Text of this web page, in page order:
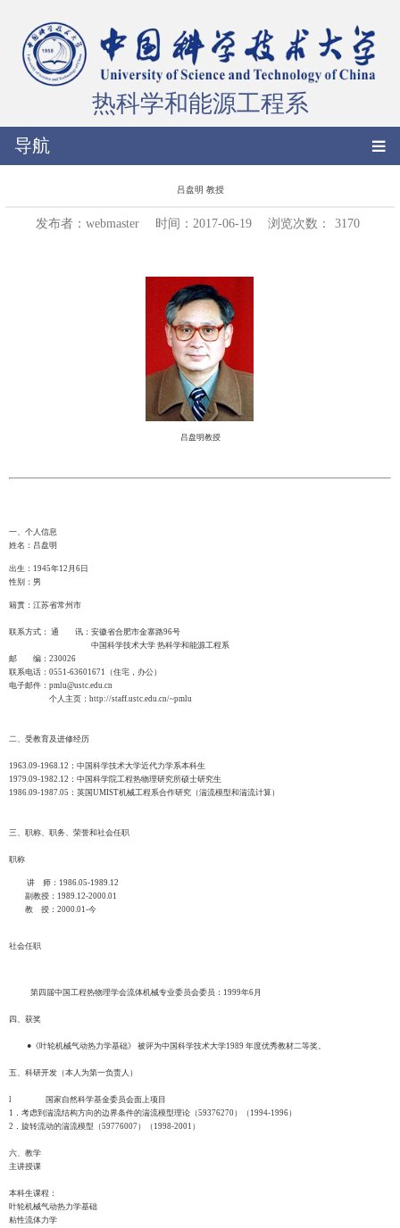
热科学和能源工程系
导航
吕盘明 教授
发布者：webmaster 时间：2017-06-19 浏览次数： 3170
吕盘明教授
一、个人信息
姓名：吕盘明
出生：1945年12月6日
性别：男
籍贯：江苏省常州市
联系方式： 通 讯：安徽省合肥市金寨路96号
中国科学技术大学 热科学和能源工程系
邮 编：230026
联系电话：0551-63601671（住宅，办公）
电子邮件：pmlu@ustc.edu.cn
个人主页： http://staff.ustc.edu.cn/~pmlu
二、受教育及进修经历
1963.09-1968.12：中国科学技术大学近代力学系本科生
1979.09-1982.12：中国科学院工程热物理研究所硕士研究生
1986.09-1987.05：英国UMIST机械工程系合作研究（湍流模型和湍流计算）
三、职称、职务、荣誉和社会任职
职称
讲 师：1986.05-1989.12
副教授：1989.12-2000.01
教 授：2000.01-今
社会任职
第四届中国工程热物理学会流体机械专业委员会委员：1999年6月
四、获奖
●《叶轮机械气动热力学基础》 被评为中国科学技术大学1989 年度优秀教材二等奖。
五、科研开发（本人为第一负责人）
l 国家自然科学基金委员会面上项目
1．考虑到湍流结构方向的边界条件的湍流模型理论（59376270）（1994-1996）
2．旋转流动的湍流模型（59776007）（1998-2001）
六、教学
主讲授课
本科生课程：
叶轮机械气动热力学基础
粘性流体力学